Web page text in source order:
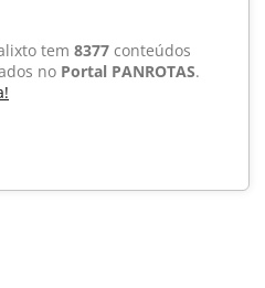
tem 8377 conteúdos
no Portal PANROTAS.